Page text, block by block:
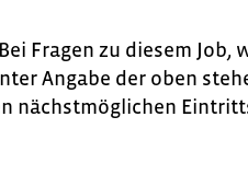
Fragen zu diesem Job,
Angabe der oben
nächstmöglichen